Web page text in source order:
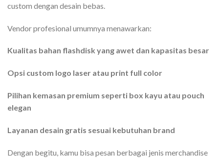
custom dengan desain bebas.
Vendor profesional umumnya menawarkan:
Kualitas bahan flashdisk yang awet dan kapasitas besar
Opsi custom logo laser atau print full color
Pilihan kemasan premium seperti box kayu atau pouch
elegan
Layanan desain gratis sesuai kebutuhan brand
Dengan begitu, kamu bisa pesan berbagai jenis merchandise